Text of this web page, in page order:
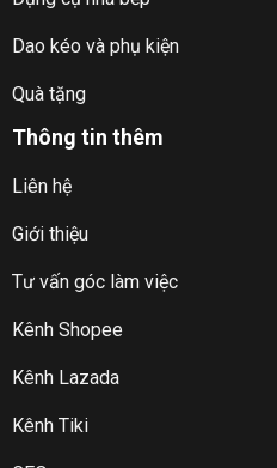
Dao kéo và phụ kiện
Quà tặng
Thông tin thêm
Liên hệ
Giới thiệu
Tư vấn góc làm việc
Kênh Shopee
Kênh Lazada
Kênh Tiki